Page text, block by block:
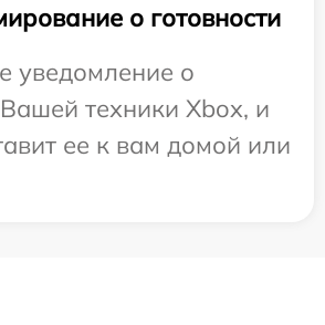
о готовности
уведомление о
техники Xbox, и
ее к вам домой или